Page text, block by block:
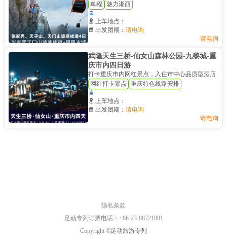
单程
魅力湘西

 上车地点：
 出发团期：请电询
请电询
武隆天生三桥-仙女山森林公园-九黎城-重
庆市内四日游
打卡重庆市内网红景点，入住市中心品质型酒店
网红打卡景点
重庆特色线路安排

 上车地点：
 出发团期：请电询
请电询
隐私条款
足动专列订票电话：+86-23-88721881
Copyright ©足动旅游专列